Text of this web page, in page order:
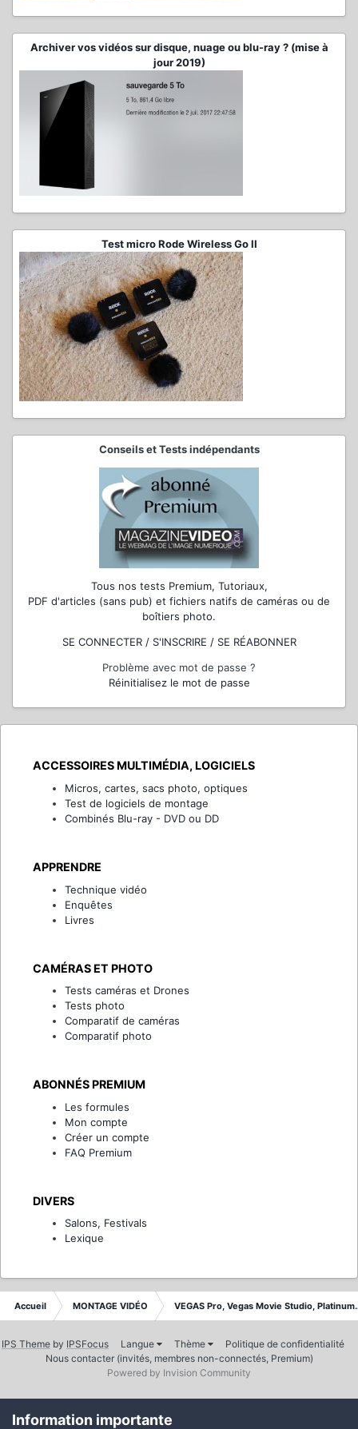
Archiver vos vidéos sur disque, nuage ou blu-ray ? (mise à
jour 2019)
Test micro Rode Wireless Go II
Conseils et Tests indépendants
Tous nos tests Premium, Tutoriaux,
PDF d'articles (sans pub) et fichiers natifs de caméras ou de
boîtiers photo.
SE CONNECTER / S'INSCRIRE / SE RÉABONNER
Problème avec mot de passe ?
Réinitialisez le mot de passe
ACCESSOIRES MULTIMÉDIA, LOGICIELS
Micros, cartes, sacs photo, optiques
Test de logiciels de montage
Combinés Blu-ray - DVD ou DD
APPRENDRE
Technique vidéo
Enquêtes
Livres
CAMÉRAS ET PHOTO
Tests caméras et Drones
Tests photo
Comparatif de caméras
Comparatif photo
ABONNÉS PREMIUM
Les formules
Mon compte
Créer un compte
FAQ Premium
DIVERS
Salons, Festivals
Lexique
Accueil MONTAGE VIDÉO VEGAS Pro, Vegas Movie Studio,
IPS Theme by IPSFocus Langue Thème
Politique de confidentialité
Nous contacter (invités, membres non-connectés, Premium)
Powered by Invision Community
Information importante